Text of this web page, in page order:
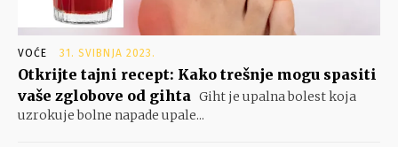
VOĆE 31. SVIBNJA 2023.
Otkrijte tajni recept: Kako trešnje mogu spasiti
vaše zglobove od gihta Giht je upalna bolest koja
uzrokuje bolne napade upale...